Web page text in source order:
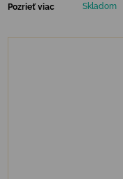
Pozrieť viac Skladom